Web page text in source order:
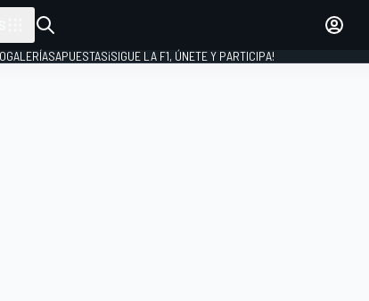
APUESTAS¡SIGUE LA F1, ÚNETE Y PARTICIPA!